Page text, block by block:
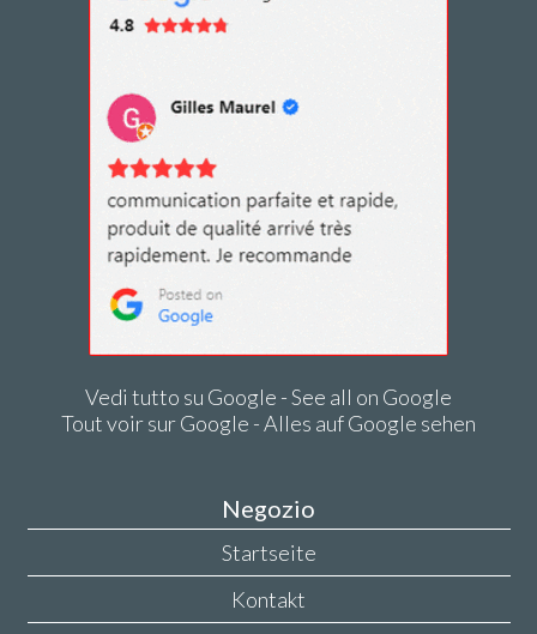
Vedi tutto su Google - See all on Google
Tout voir sur Google - Alles auf Google sehen
Negozio
Startseite
Kontakt